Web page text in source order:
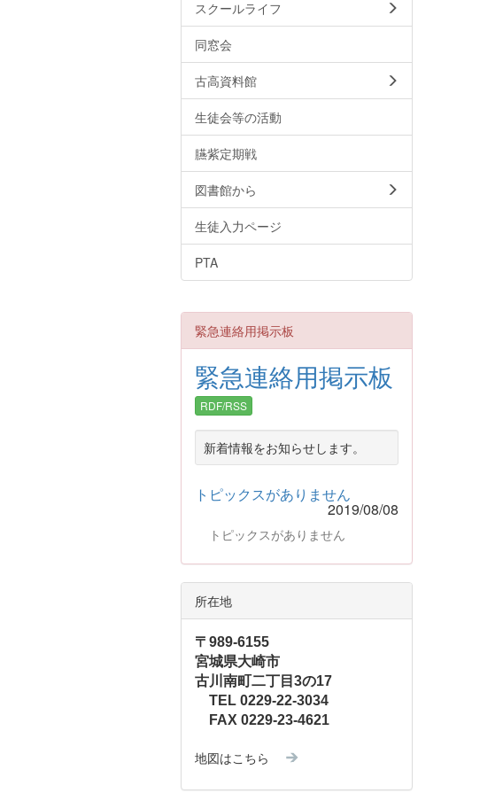
スクールライフ
同窓会
古高資料館
生徒会等の活動
臙紫定期戦
図書館から
生徒入力ページ
PTA
緊急連絡用掲示板
緊急連絡用掲示板
RDF/RSS
新着情報をお知らせします。
トピックスがありません
2019/08/08
トピックスがありません
所在地
〒989-6155
宮城県大崎市
古川南町二丁目3の17
TEL 0229-22-3034
FAX 0229-23-4621
地図はこちら